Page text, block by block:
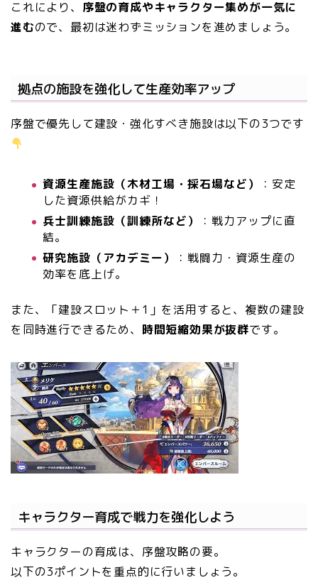
これにより、 序盤の育成やキャラクター集めが一気に
進むので、最初は迷わずミッションを進めましょう。
拠点の施設を強化して生産効率アップ
序盤で優先して建設・強化すべき施設は以下の3つです
資源生産施設（木材工場・採石場など）
：安定
した資源供給がカギ！
兵士訓練施設（訓練所など）
：戦力アップに直
結。
研究施設（アカデミー）
：戦闘力・資源生産の
効率を底上げ。
また、「建設スロット＋1」を活用すると、複数の建設
を同時進行できるため、 時間短縮効果が抜群です。
キャラクター育成で戦力を強化しよう
キャラクターの育成は、序盤攻略の要。
以下の3ポイントを重点的に行いましょう。